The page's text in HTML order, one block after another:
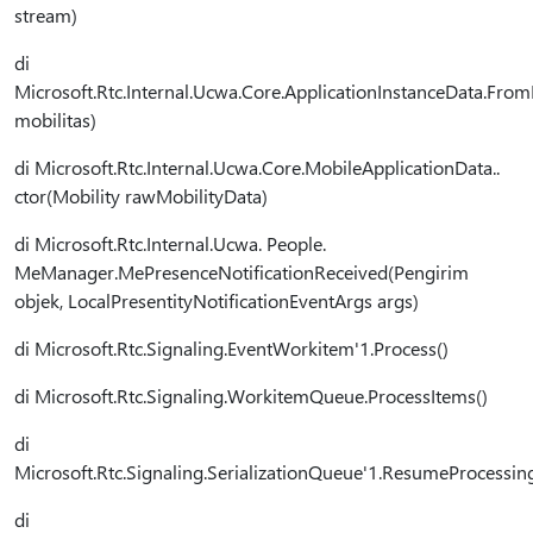
stream)
di
mobilitas)
di Microsoft.Rtc.Internal.Ucwa.Core.MobileApplicationData..
ctor(Mobility rawMobilityData)
di Microsoft.Rtc.Internal.Ucwa. People.
MeManager.MePresenceNotificationReceived(Pengirim
objek, LocalPresentityNotificationEventArgs args)
di Microsoft.Rtc.Signaling.EventWorkitem'1.Process()
di Microsoft.Rtc.Signaling.WorkitemQueue.ProcessItems()
di
di